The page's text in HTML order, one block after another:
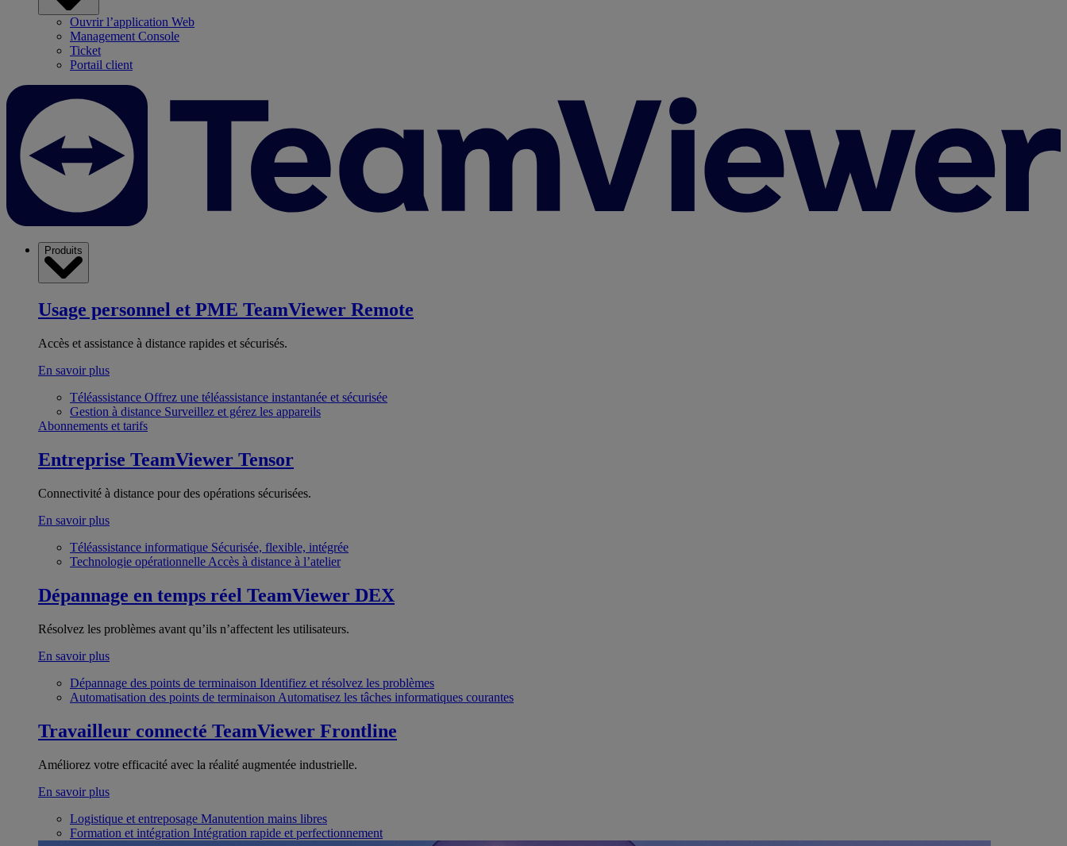
Ouvrir l’application Web
Management Console
Ticket
Portail client
Produits
Usage personnel et PME TeamViewer Remote
Accès et assistance à distance rapides et sécurisés.
En savoir plus
Téléassistance Offrez une téléassistance instantanée et sécurisée
Gestion à distance Surveillez et gérez les appareils
Abonnements et tarifs
Entreprise TeamViewer Tensor
Connectivité à distance pour des opérations sécurisées.
En savoir plus
Téléassistance informatique Sécurisée, flexible, intégrée
Technologie opérationnelle Accès à distance à l’atelier
Dépannage en temps réel TeamViewer DEX
Résolvez les problèmes avant qu’ils n’affectent les utilisateurs.
En savoir plus
Dépannage des points de terminaison Identifiez et résolvez les problèmes
Automatisation des points de terminaison Automatisez les tâches informatiques courantes
Travailleur connecté TeamViewer Frontline
Améliorez votre efficacité avec la réalité augmentée industrielle.
En savoir plus
Logistique et entreposage Manutention mains libres
Formation et intégration Intégration rapide et perfectionnement